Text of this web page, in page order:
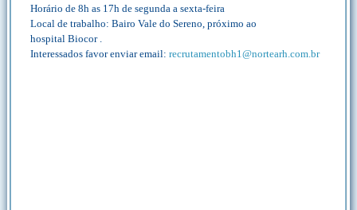
Horário de 8h as 17h de segunda a sexta-feira
Local de trabalho: Bairo Vale do Sereno, próximo ao
hospital Biocor .
Interessados favor enviar email: recrutamentobh1@nortearh.com.br